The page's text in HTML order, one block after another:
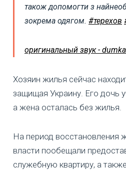
також допомогти з
зокрема одягом. #терехов
оригинальный звук -
Хозяин жилья сейчас
защищая Украину. Его дочь
а жена осталась без жилья.
На период восстановления
власти пообещали
служебную квартиру, а